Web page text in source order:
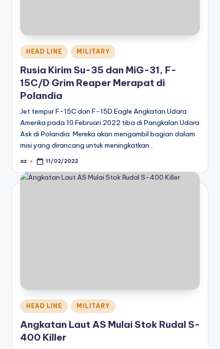
Posted
in
HEAD LINE MILITARY
Rusia Kirim Su-35 dan MiG-31, F-
15C/D Grim Reaper Merapat di
Polandia
Jet tempur F-15C dan F-15D Eagle Angkatan Udara
Amerika pada 10 Februari 2022 tiba di Pangkalan Udara
Ask di Polandia. Mereka akan mengambil bagian dalam
misi yang dirancang untuk meningkatkan…
Posted
az 11/02/2022
Posted
in
HEAD LINE MILITARY
Angkatan Laut AS Mulai Stok Rudal S-
400 Killer